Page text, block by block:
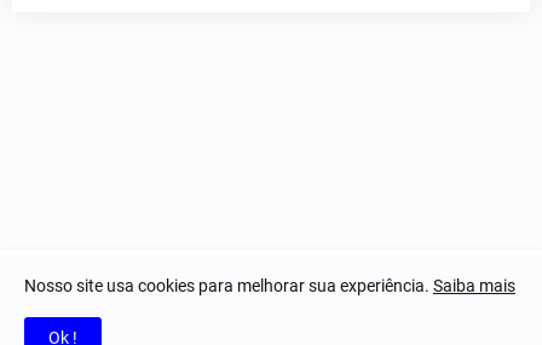
© 2023-2025 Notícias Piauí - Todos os direitos reservados.
Nosso site usa cookies para melhorar sua experiência. Saiba mais
Ok !